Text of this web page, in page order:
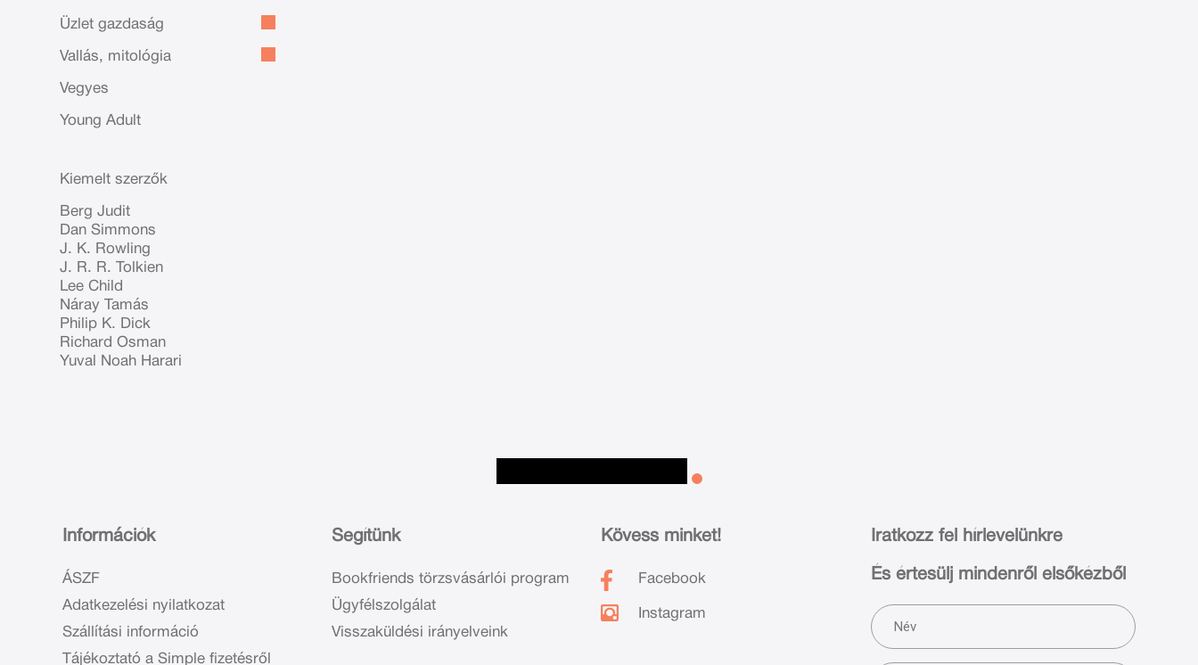
Üzlet gazdaság
Vallás, mitológia
Vegyes
Young Adult
Kiemelt szerzők
Berg Judit
Dan Simmons
J. K. Rowling
J. R. R. Tolkien
Lee Child
Náray Tamás
Philip K. Dick
Richard Osman
Yuval Noah Harari
Információk
ÁSZF
Adatkezelési nyilatkozat
Szállítási információ
Tájékoztató a Simple fizetésről
Segítünk
Bookfriends törzsvásárlói program
Ügyfélszolgálat
Visszaküldési irányelveink
Kövess minket!
Facebook
Instagram
Iratkozz fel hírlevelünkre
És értesülj mindenről elsőkézből